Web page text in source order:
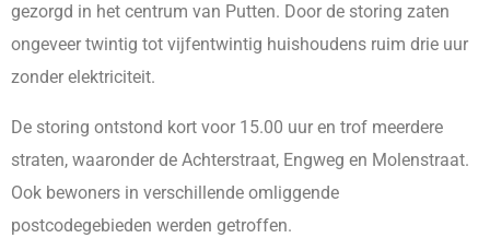
gezorgd in het centrum van Putten. Door de storing zaten
ongeveer twintig tot vijfentwintig huishoudens ruim drie uur
zonder elektriciteit.
De storing ontstond kort voor 15.00 uur en trof meerdere
straten, waaronder de Achterstraat, Engweg en Molenstraat.
Ook bewoners in verschillende omliggende
postcodegebieden werden getroffen.